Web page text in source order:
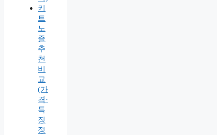
키
트
노
즐
추
천
비
교
(가
격·
특
징
정